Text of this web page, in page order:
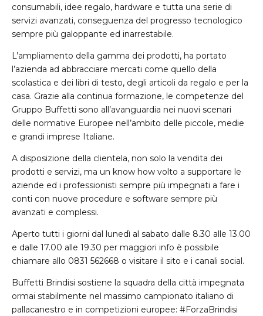
consumabili, idee regalo, hardware e tutta una serie di
servizi avanzati, conseguenza del progresso tecnologico
sempre più galoppante ed inarrestabile.
L’ampliamento della gamma dei prodotti, ha portato
l’azienda ad abbracciare mercati come quello della
scolastica e dei libri di testo, degli articoli da regalo e per la
casa. Grazie alla continua formazione, le competenze del
Gruppo Buffetti sono all’avanguardia nei nuovi scenari
delle normative Europee nell’ambito delle piccole, medie
e grandi imprese Italiane.
A disposizione della clientela, non solo la vendita dei
prodotti e servizi, ma un know how volto a supportare le
aziende ed i professionisti sempre più impegnati a fare i
conti con nuove procedure e software sempre più
avanzati e complessi.
Aperto tutti i giorni dal lunedì al sabato dalle 8.30 alle 13.00
e dalle 17.00 alle 19.30 per maggiori info è possibile
chiamare allo 0831 562668 o visitare il sito e i canali social.
Buffetti Brindisi sostiene la squadra della città impegnata
ormai stabilmente nel massimo campionato italiano di
pallacanestro e in competizioni europee: #ForzaBrindisi